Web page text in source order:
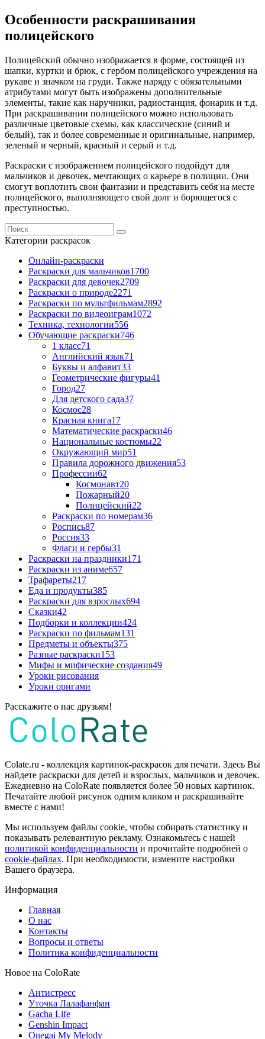
Особенности раскрашивания
полицейского
Полицейский обычно изображается в форме, состоящей из
шапки, куртки и брюк, с гербом полицейского учреждения на
рукаве и значком на груди. Также наряду с обязательными
атрибутами могут быть изображены дополнительные
элементы, такие как наручники, радиостанция, фонарик и т.д.
При раскрашивании полицейского можно использовать
различные цветовые схемы, как классические (синий и
белый), так и более современные и оригинальные, например,
зеленый и черный, красный и серый и т.д.
Раскраски с изображением полицейского подойдут для
мальчиков и девочек, мечтающих о карьере в полиции. Они
смогут воплотить свои фантазии и представить себя на месте
полицейского, выполняющего свой долг и борющегося с
преступностью.
Категории раскрасок
Онлайн-раскраски
Раскраски для мальчиков1700
Раскраски для девочек2709
Раскраски о природе2271
Раскраски по мультфильмам2892
Раскраски по видеоиграм1072
Техника, технологии556
Обучающие раскраски746
1 класс71
Английский язык71
Буквы и алфавит33
Геометрические фигуры41
Город27
Для детского сада37
Космос28
Красная книга17
Математические раскраски46
Национальные костюмы22
Окружающий мир51
Правила дорожного движения53
Профессии62
Космонавт20
Пожарный20
Полицейский22
Раскраски по номерам36
Роспись87
Россия33
Флаги и гербы31
Раскраски на праздники171
Раскраски из аниме657
Трафареты217
Еда и продукты385
Раскраски для взрослых694
Сказки42
Подборки и коллекции424
Раскраски по фильмам131
Предметы и объекты375
Разные раскраски153
Мифы и мифические создания49
Уроки рисования
Уроки оригами
Расскажите о нас друзьям!
Colate.ru - коллекция картинок-раскрасок для печати. Здесь Вы
найдете раскраски для детей и взрослых, мальчиков и девочек.
Ежедневно на ColoRate появляется более 50 новых картинок.
Печатайте любой рисунок одним кликом и раскрашивайте
вместе с нами!
Мы используем файлы cookie, чтобы собирать статистику и
показывать релевантную рекламу. Ознакомьтесь с нашей
политикой конфиденциальности и прочитайте подробней о
cookie-файлах. При необходимости, измените настройки
Вашего браузера.
Информация
Главная
О нас
Контакты
Вопросы и ответы
Политика конфиденциальности
Новое на ColoRate
Антистресс
Уточка Лалафанфан
Gacha Life
Genshin Impact
Onegai My Melody